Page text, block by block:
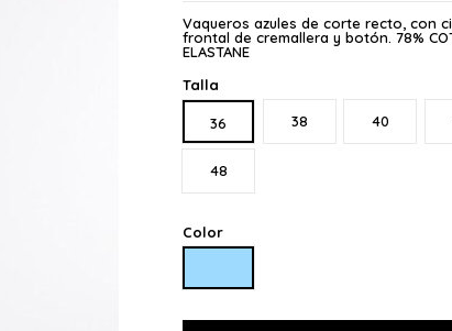
Vaqueros azules de corte recto, con
frontal de cremallera y botón. 78%
ELASTANE
Talla
36 38 40
48
Color